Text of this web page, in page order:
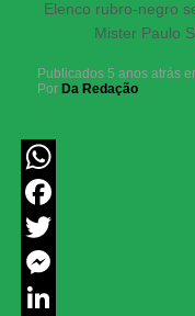
Elenco rubro-negro
Mister Paulo
Publicados 5 anos atrás
Por Da Redação
WhatsApp
Facebook
Twitter
Messenger